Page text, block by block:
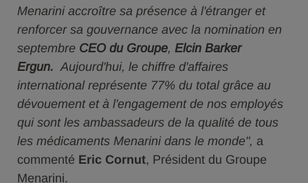
Menarini accroître sa présence à l'étranger et
renforcer sa gouvernance avec la nomination en
septembre CEO du Groupe, Elcin Barker
Ergun. Aujourd'hui, le chiffre d'affaires
international représente 77% du total grâce au
dévouement et à l'engagement de nos employés
qui sont les ambassadeurs de la qualité de tous
les médicaments Menarini dans le monde", a
commenté Eric Cornut, Président du Groupe
Menarini.